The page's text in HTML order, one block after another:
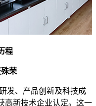
程
荣
发、产品创新及科技成
高新技术企业认定。这一